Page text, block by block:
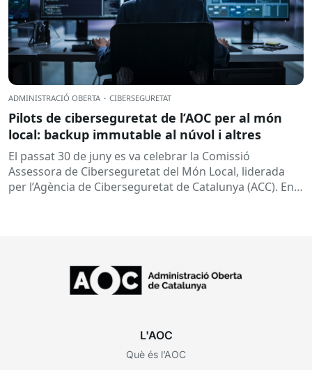
ADMINISTRACIÓ OBERTA · CIBERSEGURETAT
Pilots de ciberseguretat de l’AOC per al món
local: backup immutable al núvol i altres
El passat 30 de juny es va celebrar la Comissió
Assessora de Ciberseguretat del Món Local, liderada
per l’Agència de Ciberseguretat de Catalunya (ACC). En
L'AOC
Què és l’AOC